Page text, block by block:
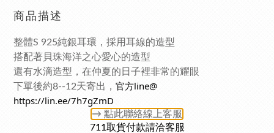
商品描述
整體S 925純銀耳環，採用耳線的造型
搭配著貝珠海洋之心愛心的造型
還有水滴造型， 在仲夏的日子裡非常的耀眼
下單後約8--12天寄出， 官方line@
https://lin.ee/7h7gZmD
→ 點此聯絡線上客服
711取貨付款請洽客服